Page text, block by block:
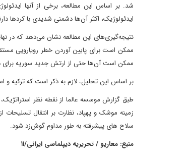
شد. بر اساس این مطالعه، برخی از آنها
ایدئولوژیک، اکثر آن‌ها دشمنی شدیدی با کردها
نتیجه‌گیری‌های این مطالعه نشان می‌دهد که در
ممکن است برای پایین آوردن خطر رویارویی
ممکن است آن‌ها حتی از ارتش جدید سوریه برای
بر اساس این تحلیل، لازم به ذکر است که ترکیه و اسرائیل در دهه 1990 و اوایل دهه 2000 از همکاری نزدیک
طبق گزارش موسسه عالما از نقطه نظر استراتژیک،
زمینه موشک و پهپاد، نظارت بر انتقال تسلیحات
سلاح های پیشرفته به طور مداوم گوش‌زد شود.
منبع: معاریو / تحریریه دیپلماسی ایرانی/۱۱